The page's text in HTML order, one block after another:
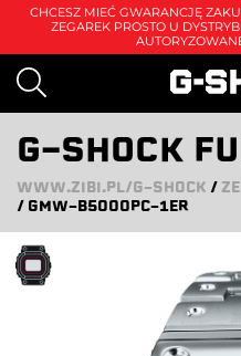
CHCESZ MIEĆ GWARANCJĘ
ZEGAREK PROSTO U
G-SHOCK
WWW.ZIBI.PL/G-SHOCK /
/ GMW-B5000PC-1ER